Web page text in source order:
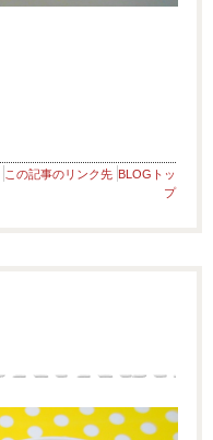
この記事のリンク先 BLOGトッ
プ